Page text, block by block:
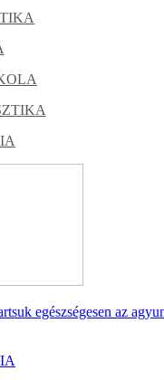
egészségesen az